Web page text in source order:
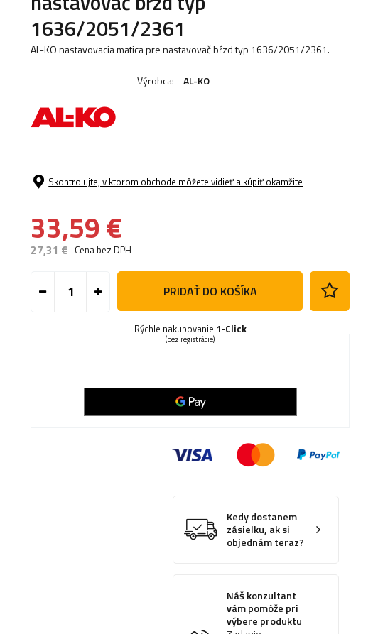
1636/2051/2361
AL-KO nastavovacia matica pre nastavovač bŕzd typ 1636/2051/2361.
Výrobca: AL-KO
Skontrolujte, v ktorom obchode môžete vidieť a kúpiť okamžite
33,59 €
27,31 € Cena bez DPH
PRIDAŤ DO KOŠÍKA
Rýchle nakupovanie 1-Click
(bez registrácie)
Kedy dostanem
zásielku, ak si
objednám teraz?
Náš konzultant
vám pomôže pri
výbere produktu